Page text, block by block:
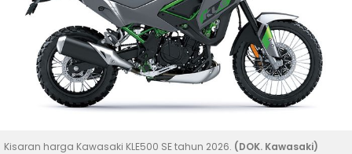
Kisaran harga Kawasaki KLE500 SE tahun 2026. (DOK. Kawasaki)